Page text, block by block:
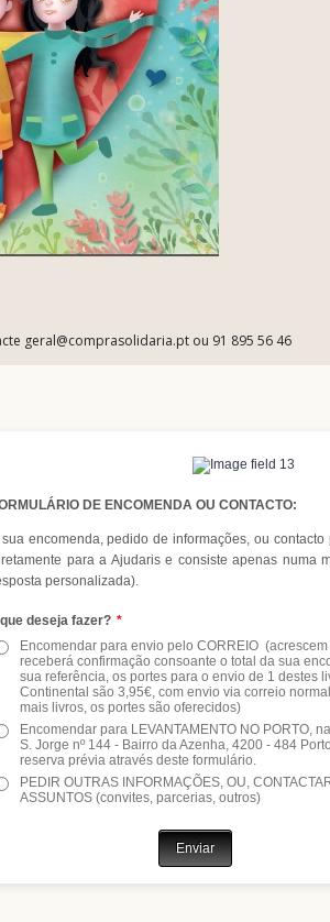
geral@comprasolidaria.pt ou 91 895 56 46